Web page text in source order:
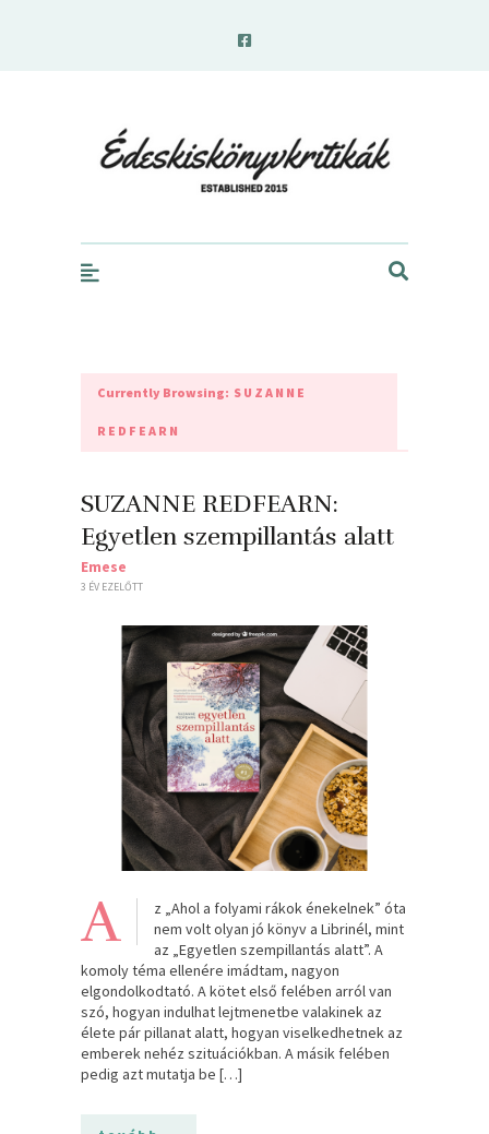
Currently Browsing: SUZANNE
REDFEARN
SUZANNE REDFEARN:
Egyetlen szempillantás alatt
Emese
3 ÉV EZELŐTT
A
z „Ahol a folyami rákok énekelnek” óta
nem volt olyan jó könyv a Librinél, mint
az „Egyetlen szempillantás alatt”. A
komoly téma ellenére imádtam, nagyon
elgondolkodtató. A kötet első felében arról van
szó, hogyan indulhat lejtmenetbe valakinek az
élete pár pillanat alatt, hogyan viselkedhetnek az
emberek nehéz szituációkban. A másik felében
pedig azt mutatja be […]